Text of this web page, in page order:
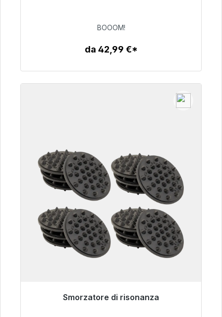
53,49 €
BOOOM!
da 42,99 €*
Smorzatore di risonanza
Pronto per la spedizione immediata, tempo di